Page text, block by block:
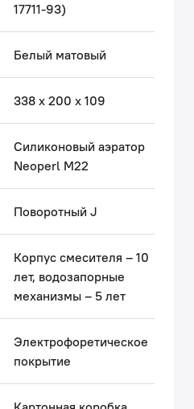
а за счет
потока воды способствует
от загрязнений,
достаточно
– 10 лет.
17711-93)
Белый матовый
338 х 200 х 109
Силиконовый аэратор
Neoperl M22
Поворотный J
Корпус смесителя – 10
лет, водозапорные
механизмы – 5 лет
Электрофоретическое
покрытие